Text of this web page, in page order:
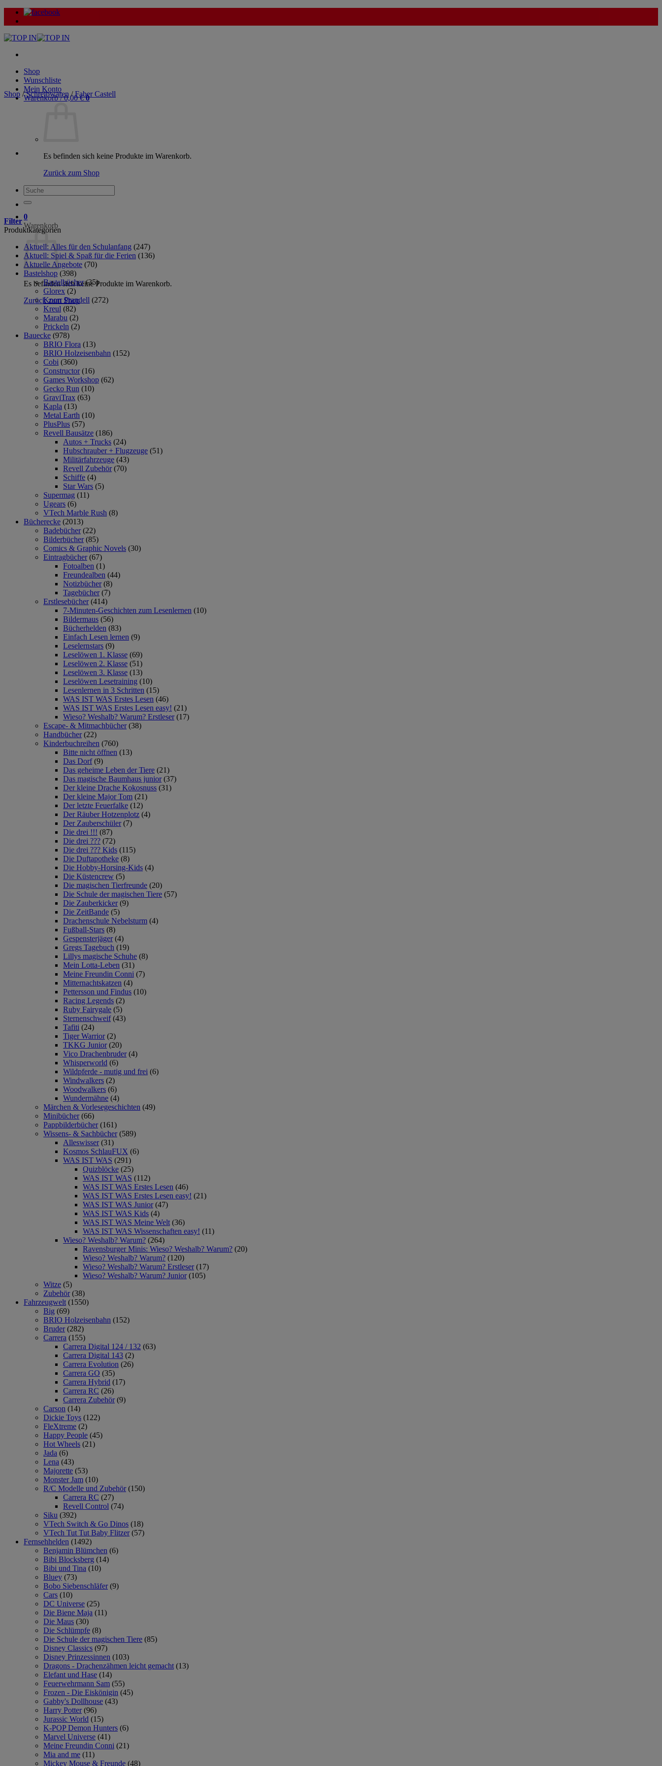
Zum
Inhalt
Shop
Wunschliste
Mein Konto
Warenkorb /0,00€ 0
Es befinden sich keine Produkte im Warenkorb.
Zurück zum Shop
Suche
nach:
0
Warenkorb
Es befinden sich keine Produkte im Warenkorb.
Zurück zum Shop
Shop / Schreibwaren / Faber Castell
Filter
Produktkategorien
Aktuell: Alles für den Schulanfang (247)
Aktuell: Spiel & Spaß für die Ferien (136)
Aktuelle Angebote (70)
Bastelshop (398)
Bastelbücher (35)
Glorex (2)
Knorr Prandell (272)
Kreul (82)
Marabu (2)
Prickeln (2)
Bauecke (978)
BRIO Flora (13)
BRIO Holzeisenbahn (152)
Cobi (360)
Constructor (16)
Games Workshop (62)
Gecko Run (10)
GraviTrax (63)
Kapla (13)
Metal Earth (10)
PlusPlus (57)
Revell Bausätze (186)
Autos + Trucks (24)
Hubschrauber + Flugzeuge (51)
Militärfahrzeuge (43)
Revell Zubehör (70)
Schiffe (4)
Star Wars (5)
Supermag (11)
Ugears (6)
VTech Marble Rush (8)
Bücherecke (2013)
Badebücher (22)
Bilderbücher (85)
Comics & Graphic Novels (30)
Eintragbücher (67)
Fotoalben (1)
Freundealben (44)
Notizbücher (8)
Tagebücher (7)
Erstlesebücher (414)
7-Minuten-Geschichten zum Lesenlernen (10)
Bildermaus (56)
Bücherhelden (83)
Einfach Lesen lernen (9)
Leselernstars (9)
Leselöwen 1. Klasse (69)
Leselöwen 2. Klasse (51)
Leselöwen 3. Klasse (13)
Leselöwen Lesetraining (10)
Lesenlernen in 3 Schritten (15)
WAS IST WAS Erstes Lesen (46)
WAS IST WAS Erstes Lesen easy! (21)
Wieso? Weshalb? Warum? Erstleser (17)
Escape- & Mitmachbücher (38)
Handbücher (22)
Kinderbuchreihen (760)
Bitte nicht öffnen (13)
Das Dorf (9)
Das geheime Leben der Tiere (21)
Das magische Baumhaus junior (37)
Der kleine Drache Kokosnuss (31)
Der kleine Major Tom (21)
Der letzte Feuerfalke (12)
Der Räuber Hotzenplotz (4)
Der Zauberschüler (7)
Die drei !!! (87)
Die drei ??? (72)
Die drei ??? Kids (115)
Die Duftapotheke (8)
Die Hobby-Horsing-Kids (4)
Die Küstencrew (5)
Die magischen Tierfreunde (20)
Die Schule der magischen Tiere (57)
Die Zauberkicker (9)
Die ZeitBande (5)
Drachenschule Nebelsturm (4)
Fußball-Stars (8)
Gespensterjäger (4)
Gregs Tagebuch (19)
Lillys magische Schuhe (8)
Mein Lotta-Leben (31)
Meine Freundin Conni (7)
Mitternachtskatzen (4)
Pettersson und Findus (10)
Racing Legends (2)
Ruby Fairygale (5)
Sternenschweif (43)
Tafiti (24)
Tiger Warrior (2)
TKKG Junior (20)
Vico Drachenbruder (4)
Whisperworld (6)
Wildpferde - mutig und frei (6)
Windwalkers (2)
Woodwalkers (6)
Wundermähne (4)
Märchen & Vorlesegeschichten (49)
Minibücher (66)
Pappbilderbücher (161)
Wissens- & Sachbücher (589)
Alleswisser (31)
Kosmos SchlauFUX (6)
WAS IST WAS (291)
Quizblöcke (25)
WAS IST WAS (112)
WAS IST WAS Erstes Lesen (46)
WAS IST WAS Erstes Lesen easy! (21)
WAS IST WAS Junior (47)
WAS IST WAS Kids (4)
WAS IST WAS Meine Welt (36)
WAS IST WAS Wissenschaften easy! (11)
Wieso? Weshalb? Warum? (264)
Ravensburger Minis: Wieso? Weshalb? Warum? (20)
Wieso? Weshalb? Warum? (120)
Wieso? Weshalb? Warum? Erstleser (17)
Wieso? Weshalb? Warum? Junior (105)
Witze (5)
Zubehör (38)
Fahrzeugwelt (1550)
Big (69)
BRIO Holzeisenbahn (152)
Bruder (282)
Carrera (155)
Carrera Digital 124 / 132 (63)
Carrera Digital 143 (2)
Carrera Evolution (26)
Carrera GO (35)
Carrera Hybrid (17)
Carrera RC (26)
Carrera Zubehör (9)
Carson (14)
Dickie Toys (122)
FleXtreme (2)
Happy People (45)
Hot Wheels (21)
Jada (6)
Lena (43)
Majorette (53)
Monster Jam (10)
R/C Modelle und Zubehör (150)
Carrera RC (27)
Revell Control (74)
Siku (392)
VTech Switch & Go Dinos (18)
VTech Tut Tut Baby Flitzer (57)
Fernsehhelden (1492)
Benjamin Blümchen (6)
Bibi Blocksberg (14)
Bibi und Tina (10)
Bluey (73)
Bobo Siebenschläfer (9)
Cars (10)
DC Universe (25)
Die Biene Maja (11)
Die Maus (30)
Die Schlümpfe (8)
Die Schule der magischen Tiere (85)
Disney Classics (97)
Disney Prinzessinnen (103)
Dragons - Drachenzähmen leicht gemacht (13)
Elefant und Hase (14)
Feuerwehrmann Sam (55)
Frozen - Die Eiskönigin (45)
Gabby's Dollhouse (43)
Harry Potter (96)
Jurassic World (15)
K-POP Demon Hunters (6)
Marvel Universe (41)
Meine Freundin Conni (21)
Mia and me (11)
Mickey Mouse & Freunde (48)